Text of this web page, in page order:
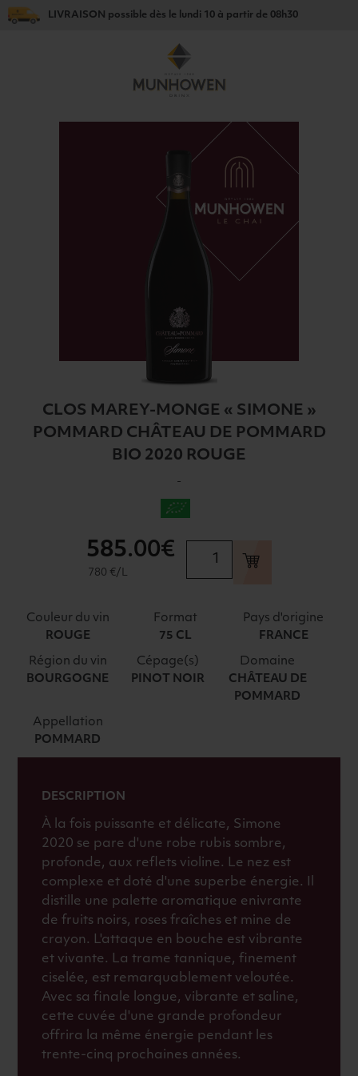
LIVRAISON possible dès le lundi 10 à partir de 08h30
CLOS MAREY-MONGE « SIMONE »
POMMARD CHÂTEAU DE POMMARD
BIO 2020 ROUGE
-
POMMARD
CHÂTEAU
2020
585.00€
780 €/L
Couleur du vin
ROUGE
Format
75 CL
Pays d'origine
FRANCE
Région du vin
BOURGOGNE
Cépage(s)
PINOT NOIR
Domaine
CHÂTEAU DE
POMMARD
Appellation
POMMARD
DESCRIPTION
À la fois puissante et délicate, Simone
2020 se pare d'une robe rubis sombre,
profonde, aux reflets violine. Le nez est
complexe et doté d'une superbe énergie. Il
distille une palette aromatique enivrante
de fruits noirs, roses fraîches et mine de
crayon. L'attaque en bouche est vibrante
et vivante. La trame tannique, finement
ciselée, est remarquablement veloutée.
Avec sa finale longue, vibrante et saline,
cette cuvée d'une grande profondeur
offrira la même énergie pendant les
trente-cinq prochaines années.